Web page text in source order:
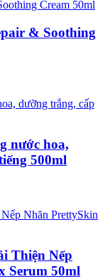
& Soothing
nước hoa,
500ml
Thiện Nếp
Serum 50ml